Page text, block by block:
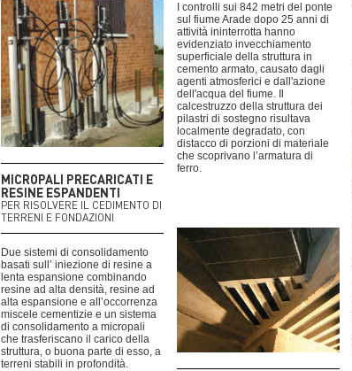
I controlli sui 842 metri del ponte
sul fiume Arade dopo 25 anni di
attività ininterrotta hanno
evidenziato invecchiamento
superficiale della struttura in
cemento armato, causato dagli
agenti atmosferici e dall'azione
dell'acqua del fiume. Il
calcestruzzo della struttura dei
pilastri di sostegno risultava
localmente degradato, con
distacco di porzioni di materiale
che scoprivano l’armatura di
ferro.
MICROPALI PRECARICATI E
RESINE ESPANDENTI
PER RISOLVERE IL CEDIMENTO DI
TERRENI E FONDAZIONI
Due sistemi di consolidamento
basati sull’ iniezione di resine a
lenta espansione combinando
resine ad alta densità, resine ad
alta espansione e all’occorrenza
miscele cementizie e un sistema
di consolidamento a micropali
che trasferiscano il carico della
struttura, o buona parte di esso, a
terreni stabili in profondità.